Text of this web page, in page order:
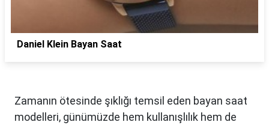
Daniel Klein Bayan Saat
Zamanın ötesinde şıklığı temsil eden bayan saat
modelleri, günümüzde hem kullanışlılık hem de